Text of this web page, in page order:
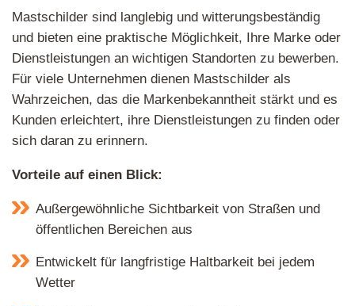
Mastschilder sind langlebig und witterungsbeständig
und bieten eine praktische Möglichkeit, Ihre Marke oder
Dienstleistungen an wichtigen Standorten zu bewerben.
Für viele Unternehmen dienen Mastschilder als
Wahrzeichen, das die Markenbekanntheit stärkt und es
Kunden erleichtert, ihre Dienstleistungen zu finden oder
sich daran zu erinnern.
Vorteile auf einen Blick:
Außergewöhnliche Sichtbarkeit von Straßen und
öffentlichen Bereichen aus
Entwickelt für langfristige Haltbarkeit bei jedem
Wetter